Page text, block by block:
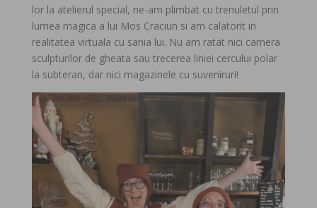
lor la atelierul special, ne-am plimbat cu trenuletul prin
lumea magica a lui Mos Craciun si am calatorit in
realitatea virtuala cu sania lui. Nu am ratat nici camera
sculpturilor de gheata sau trecerea liniei cercului polar
la subteran, dar nici magazinele cu suveniruri!